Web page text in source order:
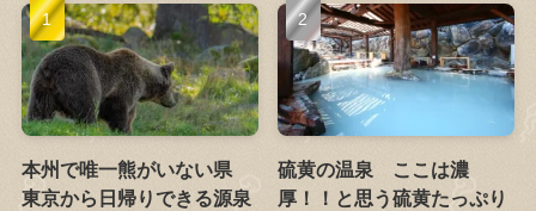
本州で唯一熊がいない県
東京から日帰りできる源泉
硫黄の温泉 ここは濃
厚！！と思う硫黄たっぷり